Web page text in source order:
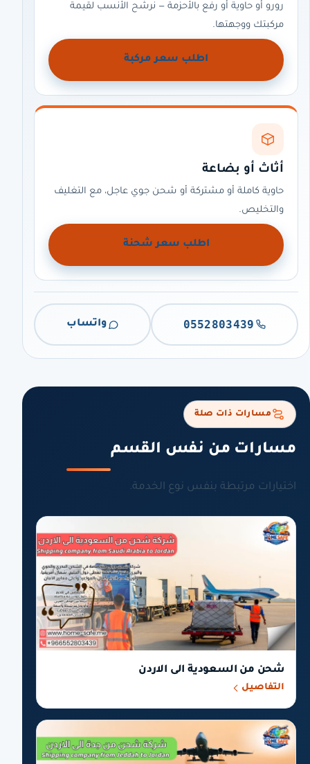
رورو أو حاوية أو رفع بالأحزمة — نرشّح الأنسب لقيمة
مركبتك ووجهتها.
اطلب سعر مركبة
أثاث أو بضاعة
حاوية كاملة أو مشتركة أو شحن جوي عاجل، مع التغليف
والتخليص.
اطلب سعر شحنة
0552803439 واتساب
مسارات ذات صلة
مسارات من نفس القسم
اختيارات مرتبطة بنفس نوع الخدمة.
شحن من السعودية الى الاردن
التفاصيل